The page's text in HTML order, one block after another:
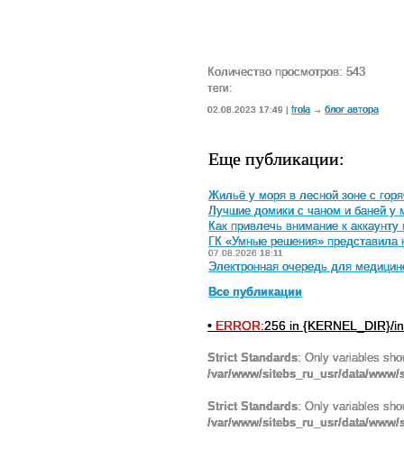
Количество просмотров: 543
теги:
02.08.2023 17:49 | frola → блог автора
Еще публикации:
Жильё у моря в лесной зоне с
Лучшие домики с чаном и баней у
Как привлечь внимание к аккаунту
ГК «Умные решения»
07.08.2026 18:11
Электронная очередь для
Все публикации
• ERROR:256 in {KERNEL_DIR}/
Strict Standards: Only variables
/var/www/sitebs_ru_usr/data/
Strict Standards: Only variables
/var/www/sitebs_ru_usr/data/